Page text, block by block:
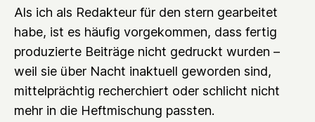
Als ich als Redakteur für den stern gearbeitet
habe, ist es häufig vorgekommen, dass fertig
produzierte Beiträge nicht gedruckt wurden –
weil sie über Nacht inaktuell geworden sind,
mittelprächtig recherchiert oder schlicht nicht
mehr in die Heftmischung passten.